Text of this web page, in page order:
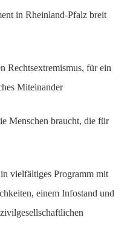
in Rheinland-Pfalz breit
Rechtsextremismus, für ein
Miteinander
Menschen braucht, die für
vielfältiges Programm mit
einem Infostand und